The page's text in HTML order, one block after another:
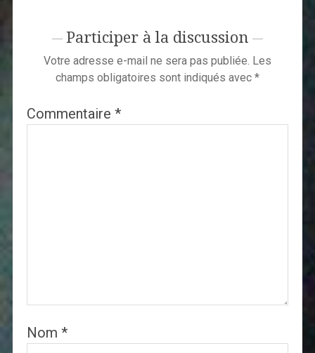
Participer à la discussion
Votre adresse e-mail ne sera pas publiée. Les
champs obligatoires sont indiqués avec *
Commentaire *
Nom *